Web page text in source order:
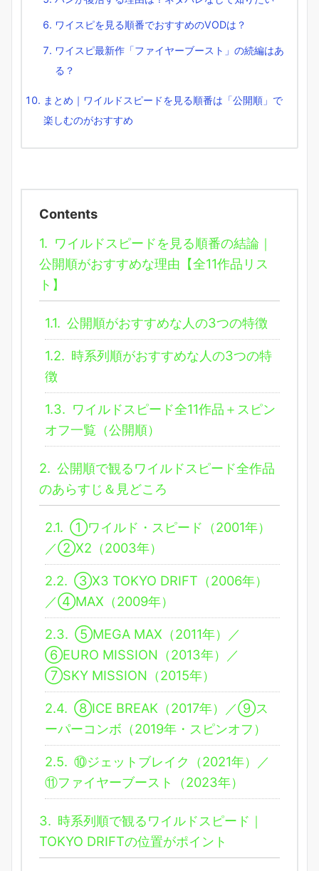
ワイスピを見る順番でおすすめのVODは？
ワイスピ最新作「ファイヤーブースト」の続編はあ
る？
まとめ｜ワイルドスピードを見る順番は「公開順」で
楽しむのがおすすめ
Contents
1. ワイルドスピードを見る順番の結論｜
公開順がおすすめな理由【全11作品リス
ト】
1.1. 公開順がおすすめな人の3つの特徴
1.2. 時系列順がおすすめな人の3つの特
徴
1.3. ワイルドスピード全11作品＋スピン
オフ一覧（公開順）
2. 公開順で観るワイルドスピード全作品
のあらすじ＆見どころ
2.1. ①ワイルド・スピード（2001年）
／②X2（2003年）
2.2. ③X3 TOKYO DRIFT（2006年）
／④MAX（2009年）
2.3. ⑤MEGA MAX（2011年）／
⑥EURO MISSION（2013年）／
⑦SKY MISSION（2015年）
2.4. ⑧ICE BREAK（2017年）／⑨ス
ーパーコンボ（2019年・スピンオフ）
2.5. ⑩ジェットブレイク（2021年）／
⑪ファイヤーブースト（2023年）
3. 時系列順で観るワイルドスピード｜
TOKYO DRIFTの位置がポイント